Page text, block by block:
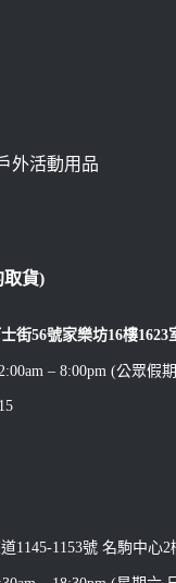
外活動用品
取貨)
街56號家樂坊16樓1623
– 8:00pm (公眾假
1145-1153號 名駒中心2